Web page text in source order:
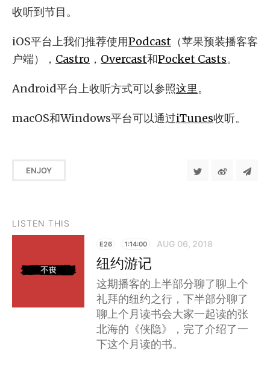
收听到节目。
iOS平台上我们推荐使用Podcast （苹果预装播客客
户端）， Castro ， Overcast和Pocket Casts。
Android平台上收听方式可以参照这里。
macOS和Windows平台可以通过iTunes收听。
ENJOY
LISTEN THIS
E26 1:14:00 AUG 06, 2018
纽约游记
这期播客的上半部分聊了聊上个
礼拜的纽约之行，下半部分聊了
聊上个月读书会大家一起读的张
北海的《侠隐》，完了介绍了一
下这个月读的书。